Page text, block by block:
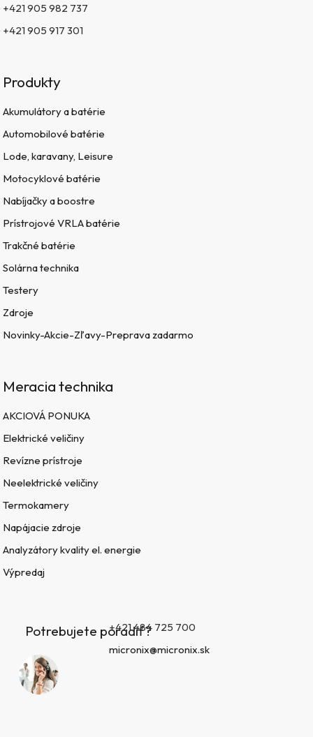
+421 905 982 737
+421 905 917 301
Produkty
Akumulátory a batérie
Automobilové batérie
Lode, karavany, Leisure
Motocyklové batérie
Nabíjačky a boostre
Prístrojové VRLA batérie
Trakčné batérie
Solárna technika
Testery
Zdroje
Novinky-Akcie-Zľavy-Preprava zadarmo
Meracia technika
AKCIOVÁ PONUKA
Elektrické veličiny
Revízne prístroje
Neelektrické veličiny
Termokamery
Napájacie zdroje
Analyzátory kvality el. energie
Výpredaj
Potrebujete poradiť?+421 484 725 700
micronix@micronix.sk